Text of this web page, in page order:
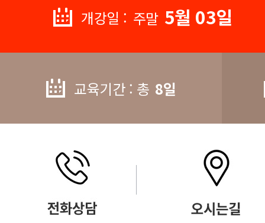
개강일 : 주말 5월 03일
교육기간 : 총 8일